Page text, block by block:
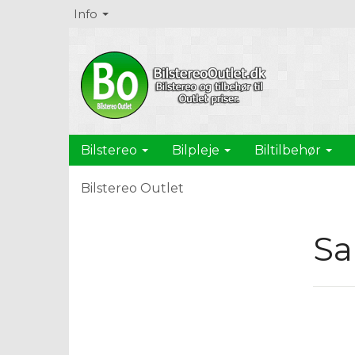
Info
Bilstereo Bilpleje Biltilbehør
Bilstereo Outlet